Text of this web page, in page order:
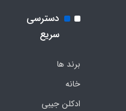
دسترسی
سریع
برند ها
خانه
ادکلن جیبی